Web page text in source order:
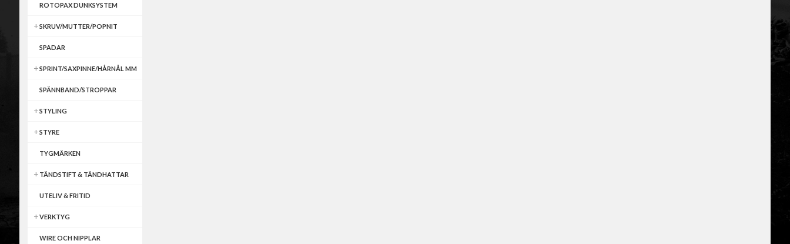
ROTOPAX DUNKSYSTEM
SKRUV/MUTTER/POPNIT
SPADAR
SPRINT/SAXPINNE/HÅRNÅL MM
SPÄNNBAND/STROPPAR
STYLING
STYRE
TYGMÄRKEN
TÄNDSTIFT & TÄNDHATTAR
UTELIV & FRITID
VERKTYG
WIRE OCH NIPPLAR